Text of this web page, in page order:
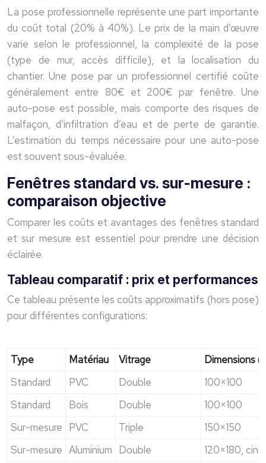
La pose professionnelle représente une part importante
du coût total (20% à 40%). Le prix de la main d’œuvre
varie selon le professionnel, la complexité de la pose
(type de mur, accès difficile), et la localisation du
chantier. Une pose par un professionnel certifié coûte
généralement entre 80€ et 200€ par fenêtre. Une
auto-pose est possible, mais comporte des risques de
malfaçon, d’infiltration d’eau et de perte de garantie.
L’estimation du temps nécessaire pour une auto-pose
est souvent sous-évaluée.
Fenêtres standard vs. sur-mesure :
comparaison objective
Comparer les coûts et avantages des fenêtres standard
et sur mesure est essentiel pour prendre une décision
éclairée.
Tableau comparatif : prix et performances
Ce tableau présente les coûts approximatifs (hors pose)
pour différentes configurations:
Type Matériau Vitrage
Dimensions
Standard
PVC Double
100×100
Standard
Bois Double
100×100
Sur-mesure PVC Triple
150×150
Sur-mesure Aluminium Double 120×180,